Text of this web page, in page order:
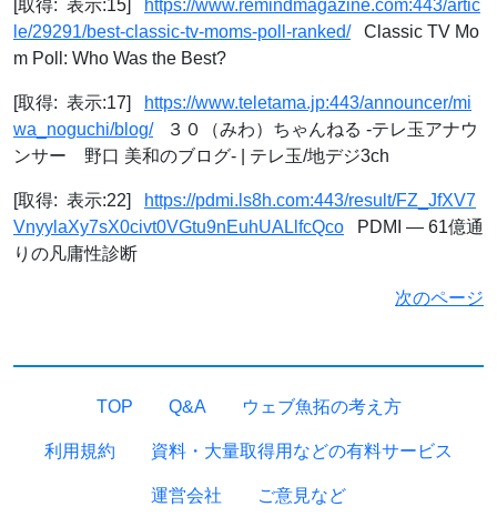
[取得: 表示:15]
https://www.remindmagazine.com:443/artic
le/29291/best-classic-tv-moms-poll-ranked/Classic TV Mo
m Poll: Who Was the Best?
[取得: 表示:17]
https://www.teletama.jp:443/announcer/mi
wa_noguchi/blog/３０（みわ）ちゃんねる -テレ玉アナウ
ンサー 野口 美和のブログ- | テレ玉/地デジ3ch
[取得: 表示:22]
https://pdmi.ls8h.com:443/result/FZ_JfXV7
VnyylaXy7sX0civt0VGtu9nEuhUALlfcQco PDMI — 61億通
りの凡庸性診断
次のページ
TOP Q&A ウェブ魚拓の考え方
利用規約 資料・大量取得用などの有料サービス
運営会社 ご意見など